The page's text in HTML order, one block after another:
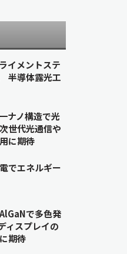
イメントステ
半導体露光工
ナノ構造で光
世代光通信や
に期待
でエネルギー
で多色発
ィスプレイの
期待